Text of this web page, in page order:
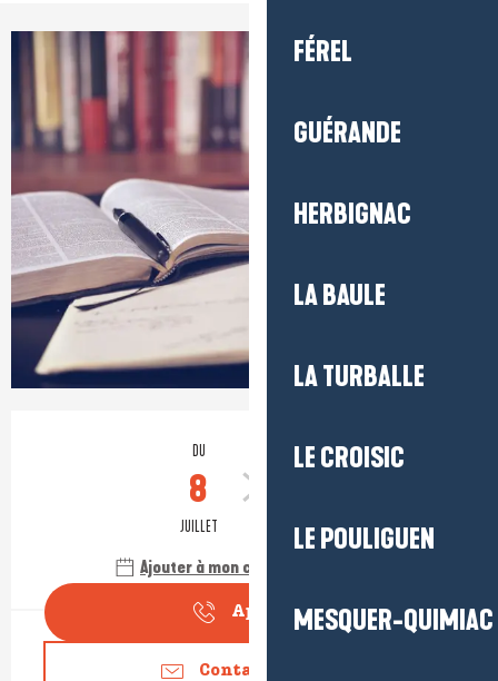
FÉREL
GUÉRANDE
HERBIGNAC
LA BAULE
LA TURBALLE
LE CROISIC
LE POULIGUEN
MESQUER-QUIMIAC
Ouverture et coordonnées
DU
8
JUILLET
AU
AOÛT
Ajouter à mon calendrier Google
Appeler
Contactez-nous